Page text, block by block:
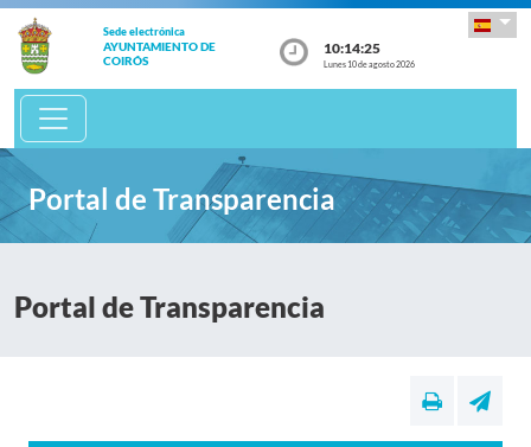
Sede electrónica
AYUNTAMIENTO DE
COIRÓS
10:14:25
Lunes 10 de agosto 2026
Portal de Transparencia
Portal de Transparencia